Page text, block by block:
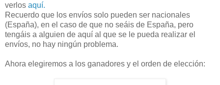
verlos aquí.
Recuerdo que los envíos solo pueden ser nacionales
(España), en el caso de que no seáis de España, pero
tengáis a alguien de aquí al que se le pueda realizar el
envíos, no hay ningún problema.
Ahora elegiremos a los ganadores y el orden de elección: